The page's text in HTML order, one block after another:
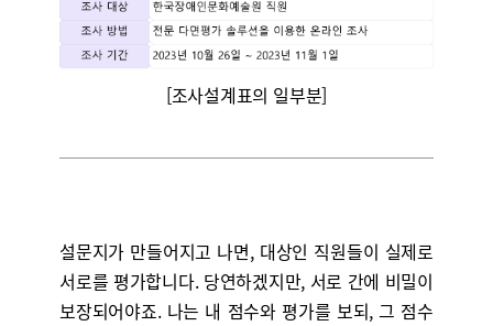
[조사설계표의 일부분]
설문지가 만들어지고 나면, 대상인 직원들이 실제로
서로를 평가합니다. 당연하겠지만, 서로 간에 비밀이
보장되어야죠. 나는 내 점수와 평가를 보되, 그 점수